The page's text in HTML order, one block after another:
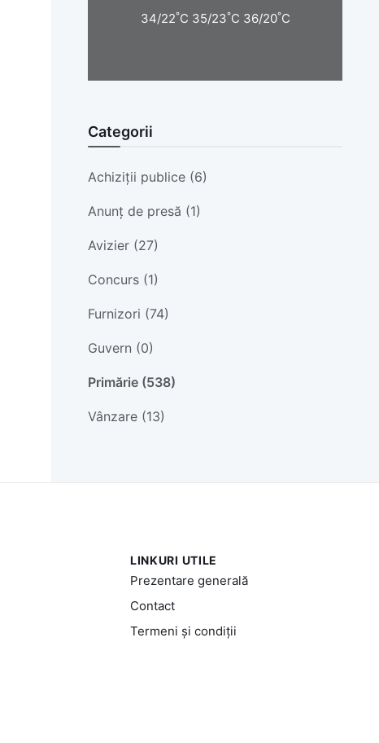
34/22°C 35/23°C 36/20°C
Categorii
Achiziții publice (6)
Anunț de presă (1)
Avizier (27)
Concurs (1)
Furnizori (74)
Guvern (0)
Primărie (538)
Vânzare (13)
LINKURI UTILE
Prezentare generală
Contact
Termeni și condiții